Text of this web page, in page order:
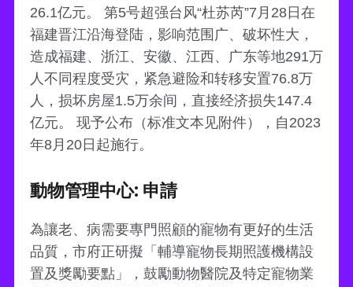
26.1亿元。 第5号超强台风“杜苏芮”7月28日在
福建晋江沿海登陆，影响范围广、破坏性大，
造成福建、浙江、安徽、江西、广东等地291万
人不同程度受灾，紧急避险和转移安置76.8万
人，损坏房屋1.5万余间，直接经济损失147.4
亿元。 现予公布（标准文本见附件），自2023
年8月20日起施行。
動物管理中心: 申請
為讓老、病需要專門照顧的寵物有更好的生活
品質，市府正研擬「輔導寵物長期照護機構設
置及獎勵要點」，鼓勵動物醫院及特定寵物業